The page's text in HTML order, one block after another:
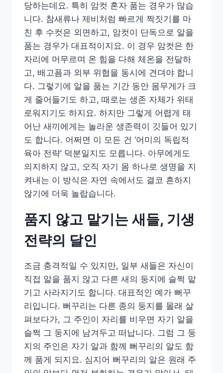
당하는데요. 특히 암컷 혼자 품는 경우가 많습
니다. 참새류나 제비처럼 빠르게 짝짓기를 마
친 후 수컷은 외면하고, 암컷이 단독으로 알을
품는 경우가 대표적이지요. 이 경우 암컷은 한
자리에 머무르며 온 힘을 다해 체온을 전달하
고, 배고픔과 외부 위협을 동시에 견뎌야 합니
다. 그렇기에 알을 품는 기간 동안 몸무게가 크
게 줄어들기도 하고, 때로는 생존 자체가 위태
로워지기도 하지요. 하지만 그렇게 어렵게 태
어난 새끼에게는 놀라운 생존력이 깃들어 있기
도 합니다. 어쩌면 이 모든 건 ‘어미의 독립적
육아 전략’ 덕분일지도 모릅니다. 아무에게도
의지하지 않고, 오직 자기 몸 하나로 생명을 지
켜내는 이 방식은 자연 속에서도 결코 흔하지
않기에 더욱 놀랍습니다.
품지 않고 맡기는 새들, 기생
전략의 달인
조금 충격적일 수 있지만, 일부 새들은 자신이
직접 알을 품지 않고 다른 새의 둥지에 슬쩍 맡
기고 사라지기도 합니다. 대표적인 예가 뻐꾸
리입니다. 뻐꾸리는 다른 종의 둥지를 몰래 살
펴보다가, 그 주인이 자리를 비우면 자기 알을
슬쩍 그 둥지에 남겨두고 떠납니다. 그럼 그 둥
지의 주인은 자기 알과 함께 뻐꾸리의 알도 함
께 품게 되지요. 심지어 뻐꾸리의 알은 원래 주